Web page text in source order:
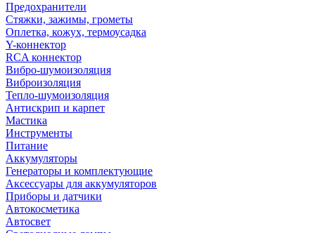
Предохранители
Стяжки, зажимы, грометы
Оплетка, кожух, термоусадка
Y-коннектор
RCA коннектор
Вибро-шумоизоляция
Виброизоляция
Тепло-шумоизоляция
Антискрип и карпет
Мастика
Инструменты
Питание
Аккумуляторы
Генераторы и комплектующие
Аксессуары для аккумуляторов
Приборы и датчики
Автокосметика
Автосвет